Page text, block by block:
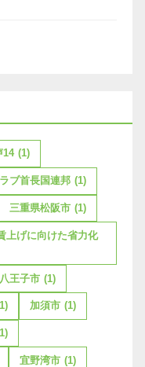
14 (1)
ブ首長国連邦 (1)
三重県松阪市 (1)
上げに向けた省力化
八王子市 (1)
加須市 (1)
宜野湾市 (1)